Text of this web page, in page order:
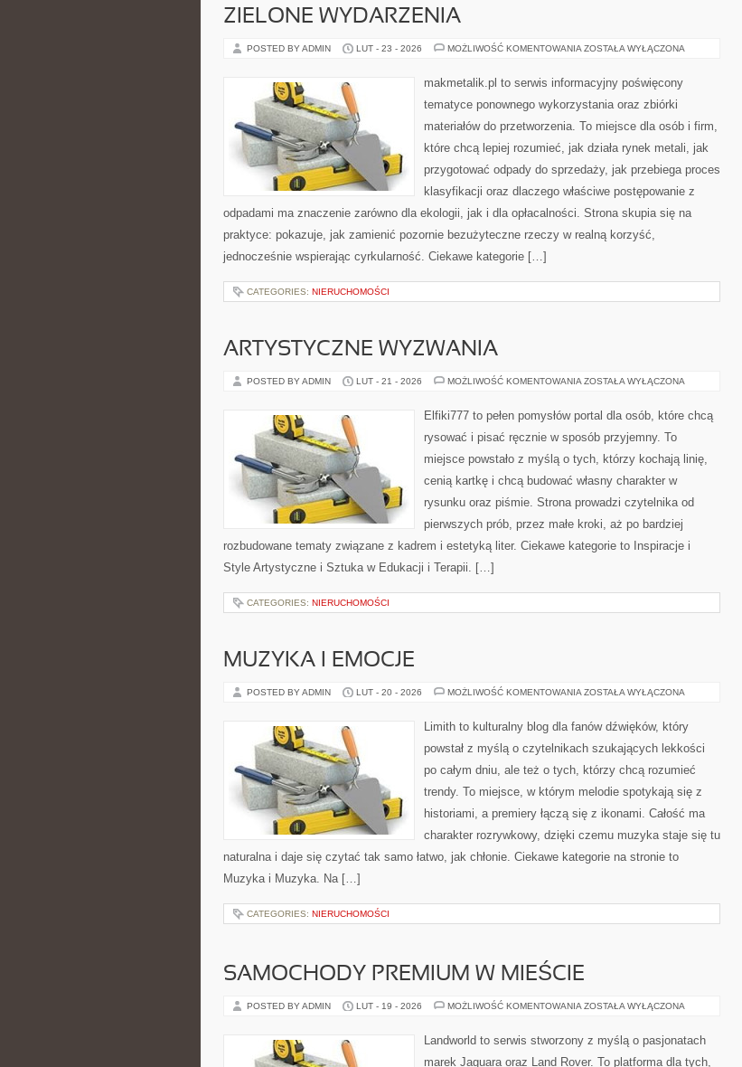
ZIELONE WYDARZENIA
POSTED BY ADMIN LUT - 23 - 2026 MOŻLIWOŚĆ KOMENTOWANIA ZIELONE
ZOSTAŁA WYŁĄCZONA
makmetalik.pl to serwis informacyjny poświęcony
tematyce ponownego wykorzystania oraz zbiórki
materiałów do przetworzenia. To miejsce dla osób i firm,
które chcą lepiej rozumieć, jak działa rynek metali, jak
przygotować odpady do sprzedaży, jak przebiega proces
klasyfikacji oraz dlaczego właściwe postępowanie z
odpadami ma znaczenie zarówno dla ekologii, jak i dla opłacalności. Strona skupia się na
praktyce: pokazuje, jak zamienić pozornie bezużyteczne rzeczy w realną korzyść,
jednocześnie wspierając cyrkularność. Ciekawe kategorie […]
CATEGORIES: NIERUCHOMOŚCI
ARTYSTYCZNE WYZWANIA
POSTED BY ADMIN LUT - 21 - 2026 MOŻLIWOŚĆ KOMENTOWANIA ARTYSTYCZNE
ZOSTAŁA WYŁĄCZONA
Elfiki777 to pełen pomysłów portal dla osób, które chcą
rysować i pisać ręcznie w sposób przyjemny. To
miejsce powstało z myślą o tych, którzy kochają linię,
cenią kartkę i chcą budować własny charakter w
rysunku oraz piśmie. Strona prowadzi czytelnika od
pierwszych prób, przez małe kroki, aż po bardziej
rozbudowane tematy związane z kadrem i estetyką liter. Ciekawe kategorie to Inspiracje i
Style Artystyczne i Sztuka w Edukacji i Terapii. […]
CATEGORIES: NIERUCHOMOŚCI
MUZYKA I EMOCJE
POSTED BY ADMIN LUT - 20 - 2026 MOŻLIWOŚĆ KOMENTOWANIA MUZYKA
ZOSTAŁA WYŁĄCZONA
Limith to kulturalny blog dla fanów dźwięków, który
powstał z myślą o czytelnikach szukających lekkości
po całym dniu, ale też o tych, którzy chcą rozumieć
trendy. To miejsce, w którym melodie spotykają się z
historiami, a premiery łączą się z ikonami. Całość ma
charakter rozrywkowy, dzięki czemu muzyka staje się tu
naturalna i daje się czytać tak samo łatwo, jak chłonie. Ciekawe kategorie na stronie to
Muzyka i Muzyka. Na […]
CATEGORIES: NIERUCHOMOŚCI
SAMOCHODY PREMIUM W MIEŚCIE
POSTED BY ADMIN LUT - 19 - 2026 MOŻLIWOŚĆ KOMENTOWANIA SAMOCHODY
MIEŚCIE
ZOSTAŁA WYŁĄCZONA
Landworld to serwis stworzony z myślą o pasjonatach
marek Jaguara oraz Land Rover. To platforma dla tych,